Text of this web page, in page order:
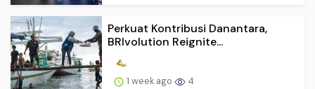
Perkuat Kontribusi Danantara,
BRIvolution Reignite...
1 week ago 4